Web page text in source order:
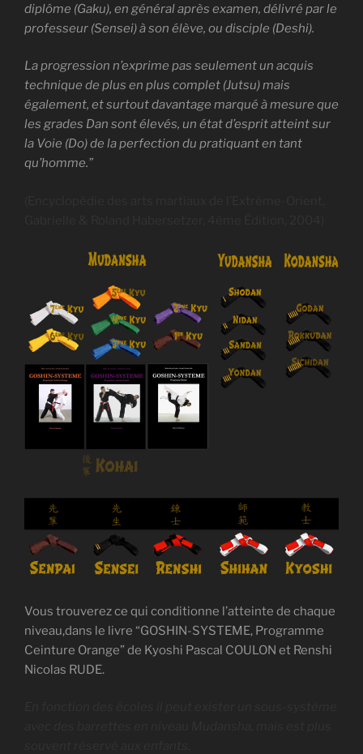
diplôme (Gaku), en général après examen, délivré par le
professeur (Sensei) à son élève, ou disciple (Deshi).
La progression n’exprime pas seulement un acquis
technique de plus en plus complet (Jutsu) mais
également, et surtout davantage marqué à mesure que
les grades Dan sont élevés, un état d’esprit atteint sur
la Voie (Do) de la perfection du pratiquant en tant
qu’homme.”
Vous trouverez ce qui conditionne l’atteinte de chaque
niveau,dans le livre “GOSHIN-SYSTEME, Programme
Ceinture Orange” de Kyoshi Pascal COULON et Renshi
Nicolas RUDE.